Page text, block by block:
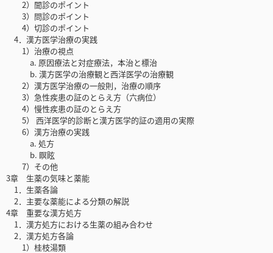
2）聞診のポイント
3）問診のポイント
4）切診のポイント
4．漢方医学治療の実践
1）治療の視点
a. 原因療法と対症療法，本治と標治
b. 漢方医学の治療観と西洋医学の治療観
2）漢方医学治療の一般則，治療の順序
3）急性疾患の証のとらえ方（六病位）
4）慢性疾患の証のとらえ方
5） 西洋医学的診断と漢方医学的証の適用の実際
6）漢方治療の実践
a. 処方
b. 瞑眩
7）その他
3章 生薬の気味と薬能
1．生薬各論
2．主要な薬能による分類の解説
4章 重要な漢方処方
1．漢方処方における生薬の組み合わせ
2．漢方処方各論
1）桂枝湯類